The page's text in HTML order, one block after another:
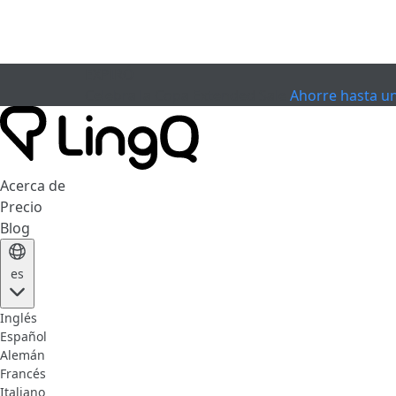
Ahorre hasta
Acerca de
Precio
Blog
es
Inglés
Español
Alemán
Francés
Italiano